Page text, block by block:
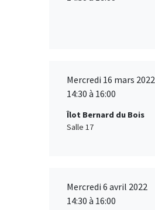
Mercredi 16 mars 2022
14:30 à 16:00
Îlot Bernard du Bois
Salle 17
Mercredi 6 avril 2022
14:30 à 16:00